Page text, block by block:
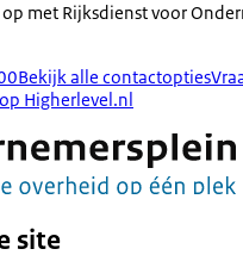
met Rijksdienst voor
Bekijk alle contactopties
Higherlevel.nl
site